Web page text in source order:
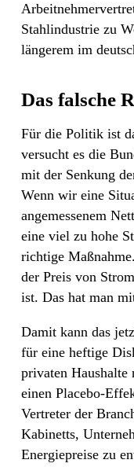
Stahlindustrie zu
längerem im
Das falsche
Für die Politik ist
versucht es die
mit der Senkung
Wenn wir eine
angemessenem
eine viel zu hohe
richtige
der Preis von
ist. Das hat man
Damit kann das
für eine heftige
privaten Haushalte
einen Placebo-
Vertreter der
Kabinetts,
Energiepreise zu